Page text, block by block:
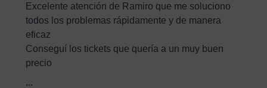
Excelente atención de Ramiro que me soluciono
todos los problemas rápidamente y de manera
eficaz
Conseguí los tickets que quería a un muy buen
precio
...